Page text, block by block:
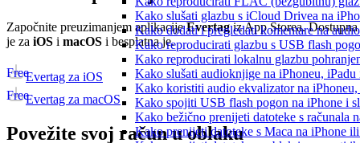
Kako slušati glazbu s iCloud Drivea na
Kako dodati i pregledati komentare na
Kako reproducirati glazbu s USB flash
Kako reproducirati lokalnu glazbu
Kako slušati audioknjige na iPhoneu,
Kako koristiti audio ekvalizator na
Kako spojiti USB flash pogon na iPhone i
Kako bežično prenijeti datoteke s računala
Kako prenijeti datoteke s Maca na iPhone
Započnite preuzimanjem aplikacijeEvertagiz App Storea. Dostupna
je za iOS i macOS i besplatna je.
Evertag za iOS
Free
Evertag za macOS
Free
Povežite svoj račun u oblaku